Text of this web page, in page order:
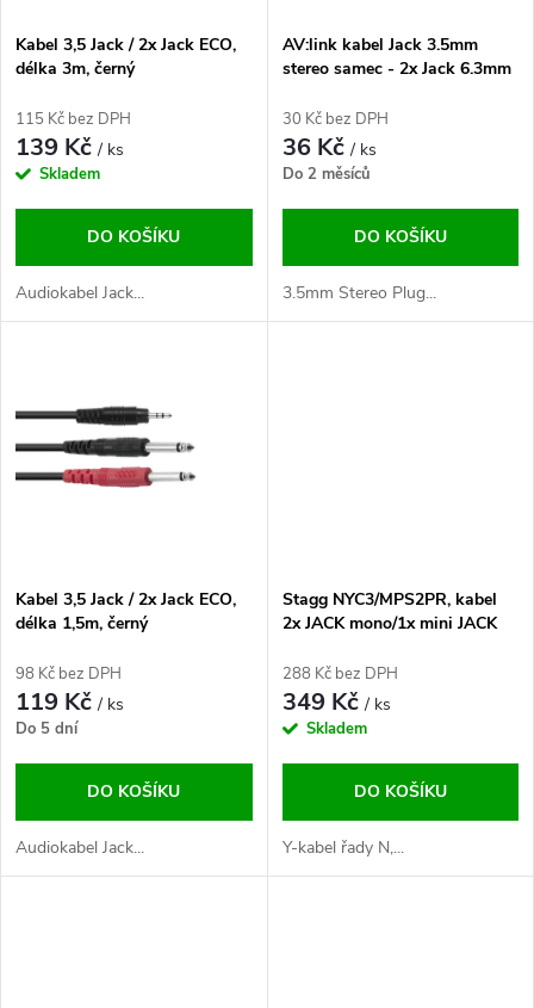
p
r
o
u
t
ů
s
p
r
o
d
u
t
Kabel 3,5 Jack / 2x Jack ECO,
délka 3m, černý
115 Kč bez DPH
139 Kč/ ks
Skladem
DO KOŠÍKU
Audiokabel Jack...
AV:link kabel Jack 3.5mm
stereo samec - 2x Jack 6.3mm
30 Kč bez DPH
36 Kč/ ks
Do 2 měsíců
DO KOŠÍKU
3.5mm Stereo Plug...
Kabel 3,5 Jack / 2x Jack ECO,
délka 1,5m, černý
98 Kč bez DPH
119 Kč/ ks
Do 5 dní
DO KOŠÍKU
Audiokabel Jack...
Stagg NYC3/MPS2PR, kabel
2x JACK mono/1x mini JACK
288 Kč bez DPH
349 Kč/ ks
Skladem
DO KOŠÍKU
Y-kabel řady N,...